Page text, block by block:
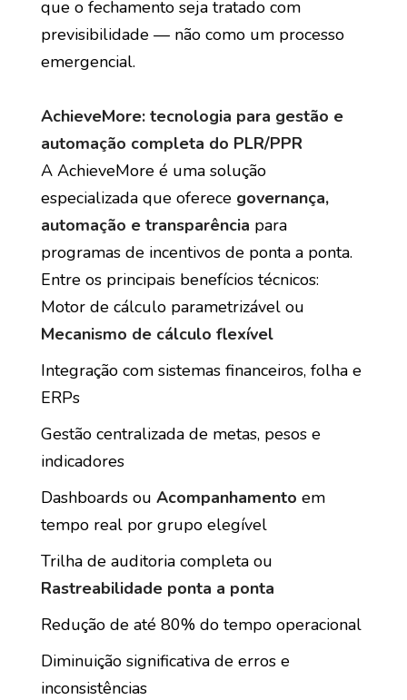
que o fechamento seja tratado com
previsibilidade — não como um processo
emergencial.
AchieveMore: tecnologia para gestão e
automação completa do PLR/PPR
A AchieveMore é uma solução
especializada que oferece governança,
automação e transparência para
programas de incentivos de ponta a ponta.
Entre os principais benefícios técnicos:
Motor de cálculo parametrizável ou
Mecanismo de cálculo flexível
Integração com sistemas financeiros, folha e
ERPs
Gestão centralizada de metas, pesos e
indicadores
Dashboards ou Acompanhamento em
tempo real por grupo elegível
Trilha de auditoria completa ou
Rastreabilidade ponta a ponta
Redução de até 80% do tempo operacional
Diminuição significativa de erros e
inconsistências